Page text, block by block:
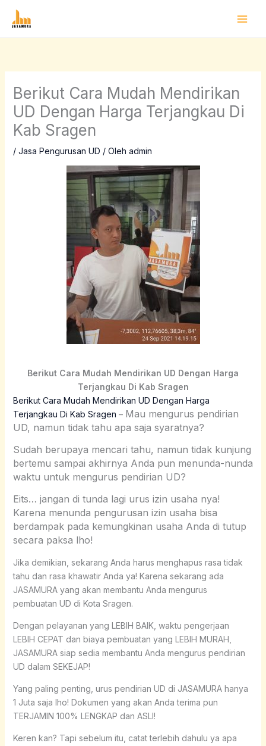
Berikut Cara Mudah Mendirikan
UD Dengan Harga Terjangkau Di
Kab Sragen
/ Jasa Pengurusan UD / Oleh admin
Berikut Cara Mudah Mendirikan UD Dengan Harga
Terjangkau Di Kab Sragen
Berikut Cara Mudah Mendirikan UD Dengan Harga
Terjangkau Di Kab Sragen – Mau mengurus pendirian
UD, namun tidak tahu apa saja syaratnya?
Sudah berupaya mencari tahu, namun tidak kunjung
bertemu sampai akhirnya Anda pun menunda-nunda
waktu untuk mengurus pendirian UD?
Eits… jangan di tunda lagi urus izin usaha nya!
Karena menunda pengurusan izin usaha bisa
berdampak pada kemungkinan usaha Anda di tutup
secara paksa lho!
Jika demikian, sekarang Anda harus menghapus rasa tidak
tahu dan rasa khawatir Anda ya! Karena sekarang ada
JASAMURA yang akan membantu Anda mengurus
pembuatan UD di Kota Sragen.
Dengan pelayanan yang LEBIH BAIK, waktu pengerjaan
LEBIH CEPAT dan biaya pembuatan yang LEBIH MURAH,
JASAMURA siap sedia membantu Anda mengurus pendirian
UD dalam SEKEJAP!
Yang paling penting, urus pendirian UD di JASAMURA hanya
1 Juta saja lho! Dokumen yang akan Anda terima pun
TERJAMIN 100% LENGKAP dan ASLI!
Keren kan? Tapi sebelum itu, catat terlebih dahulu ya apa